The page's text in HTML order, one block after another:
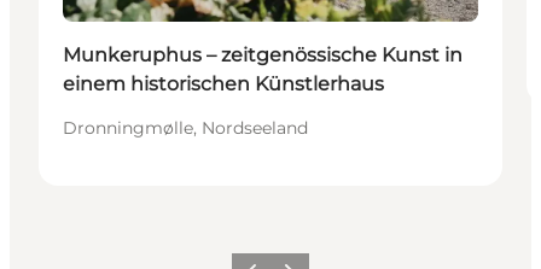
Munkeruphus – zeitgenössische Kunst in
einem historischen Künstlerhaus
Dronningmølle, Nordseeland